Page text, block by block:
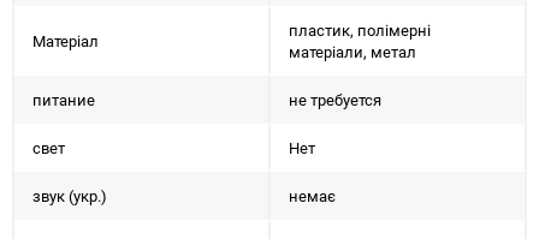
Матеріал
пластик, полімерні
матеріали, метал
питание не требуется
свет Нет
звук (укр.) немає